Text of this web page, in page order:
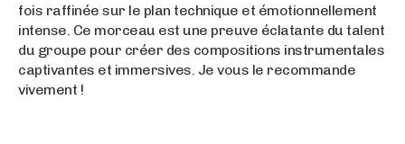
fois raffinée sur le plan technique et émotionnellement
intense. Ce morceau est une preuve éclatante du talent
du groupe pour créer des compositions instrumentales
captivantes et immersives. Je vous le recommande
vivement !